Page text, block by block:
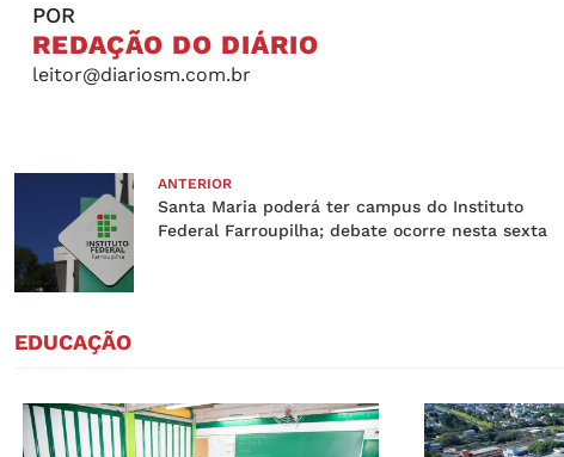
POR
REDAÇÃO DO DIÁRIO
leitor@diariosm.com.br
ANTERIOR
Santa Maria poderá ter campus do Instituto
Federal Farroupilha; debate ocorre nesta sexta
EDUCAÇÃO